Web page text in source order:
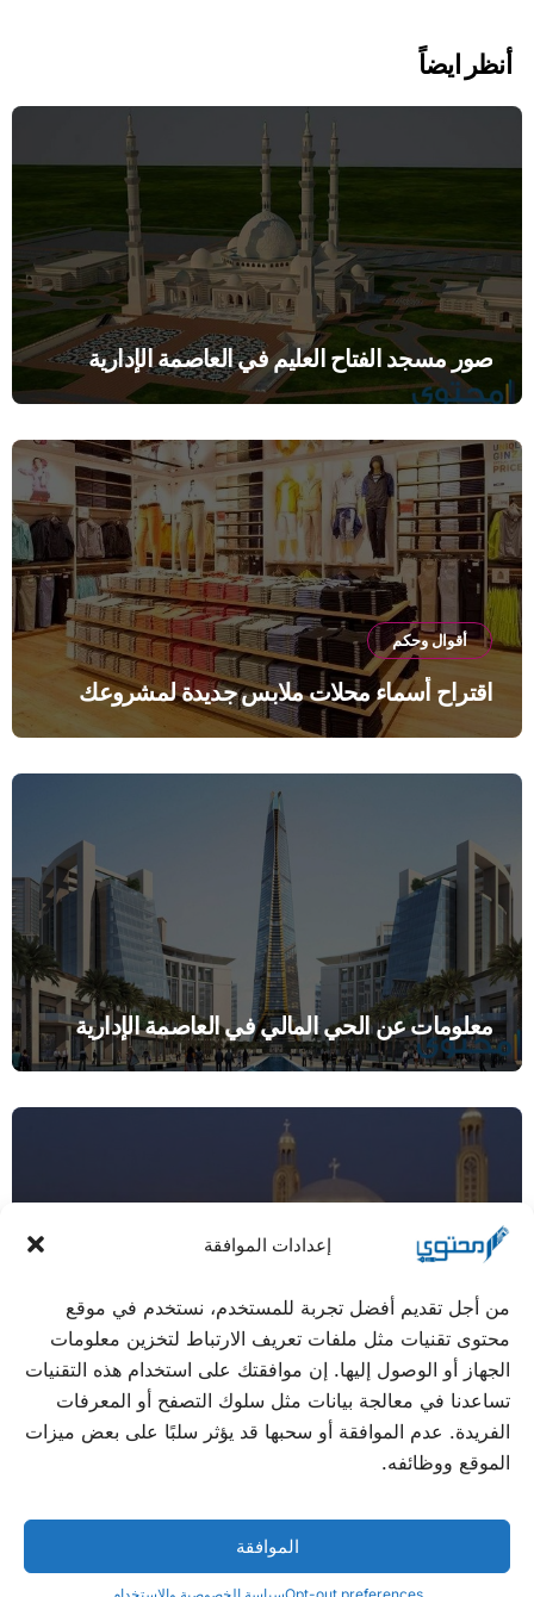
إعدادات الموافقة
من أجل تقديم أفضل تجربة للمستخدم، نستخدم في موقع
محتوى تقنيات مثل ملفات تعريف الارتباط لتخزين معلومات
الجهاز أو الوصول إليها. إن موافقتك على استخدام هذه التقنيات
تساعدنا في معالجة بيانات مثل سلوك التصفح أو المعرفات
الفريدة. عدم الموافقة أو سحبها قد يؤثر سلبًا على بعض ميزات
الموقع ووظائفه.
الموافقة
أنظر ايضاً
صور مسجد الفتاح العليم في العاصمة الإدارية
أقوال وحكم
اقتراح أسماء محلات ملابس جديدة لمشروعك
معلومات عن الحي المالي في العاصمة الإدارية
صور كاتدرائية ميلاد المسيح في العاصمة الإدارية
الجديدة